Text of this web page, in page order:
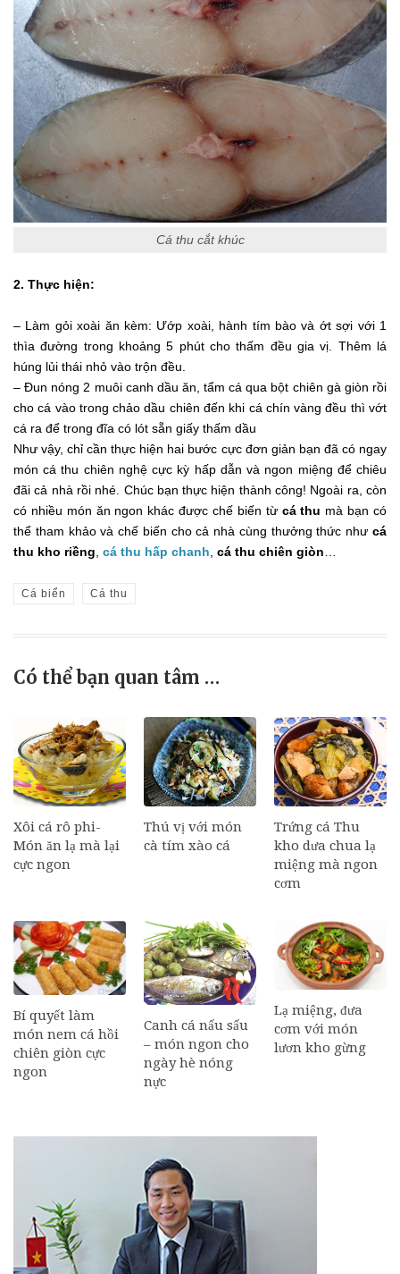
Cá thu cắt khúc
2. Thực hiện:
– Làm gỏi xoài ăn kèm: Ướp xoài, hành tím bào và ớt sợi với 1
thìa đường trong khoảng 5 phút cho thấm đều gia vị. Thêm lá
húng lủi thái nhỏ vào trộn đều.
– Đun nóng 2 muôi canh dầu ăn, tẩm cá qua bột chiên gà giòn rồi
cho cá vào trong chảo dầu chiên đến khi cá chín vàng đều thì vớt
cá ra để trong đĩa có lót sẵn giấy thấm dầu
Như vậy, chỉ cần thực hiện hai bước cực đơn giản bạn đã có ngay
món cá thu chiên nghệ cực kỳ hấp dẫn và ngon miệng để chiêu
đãi cả nhà rồi nhé. Chúc bạn thực hiện thành công! Ngoài ra, còn
có nhiều món ăn ngon khác được chế biến từ cá thu mà bạn có
thể tham khảo và chế biến cho cả nhà cùng thưởng thức như cá
thu kho riềng cá thu hấp chanh cá thu chiên giòn
Cá biển Cá thu
Có thể bạn quan tâm …
Xôi cá rô phi-
Món ăn lạ mà lại
cực ngon
Thú vị với món
cà tím xào cá
Trứng cá Thu
kho dưa chua lạ
miệng mà ngon
cơm
Bí quyết làm
món nem cá hồi
chiên giòn cực
ngon
Canh cá nấu sấu
– món ngon cho
ngày hè nóng
nực
Lạ miệng, đưa
cơm với món
lươn kho gừng